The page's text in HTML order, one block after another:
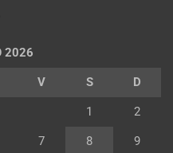
2026
V S D
1 2
7 8 9